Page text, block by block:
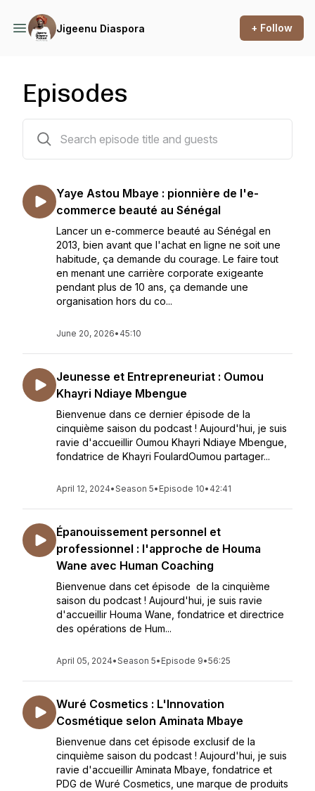
Jigeenu Diaspora + Follow
Episodes
Yaye Astou Mbaye : pionnière de l'e-
commerce beauté au Sénégal
Lancer un e-commerce beauté au Sénégal en
2013, bien avant que l'achat en ligne ne soit une
habitude, ça demande du courage. Le faire tout
en menant une carrière corporate exigeante
pendant plus de 10 ans, ça demande une
organisation hors du co...
June 20, 2026• 45:10
Jeunesse et Entrepreneuriat : Oumou
Khayri Ndiaye Mbengue
Bienvenue dans ce dernier épisode de la
cinquième saison du podcast ! Aujourd'hui, je suis
ravie d'accueillir Oumou Khayri Ndiaye Mbengue,
fondatrice de Khayri FoulardOumou partager...
April 12, 2024•Season 5• Episode 10• 42:41
Épanouissement personnel et
professionnel : l'approche de Houma
Wane avec Human Coaching
Bienvenue dans cet épisode de la cinquième
saison du podcast ! Aujourd'hui, je suis ravie
d'accueillir Houma Wane, fondatrice et directrice
des opérations de Hum...
April 05, 2024•Season 5• Episode 9•56:25
Wuré Cosmetics : L'Innovation
Cosmétique selon Aminata Mbaye
Bienvenue dans cet épisode exclusif de la
cinquième saison du podcast ! Aujourd'hui, je suis
ravie d'accueillir Aminata Mbaye, fondatrice et
PDG de Wuré Cosmetics, une marque de produits